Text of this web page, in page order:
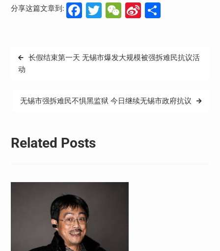
分享这篇文章到: Facebook
Twitter
WeChat
Sina分
文
章
长假结束第一天 无锡市爆发大规模被强拆难民抗议活
动
无锡市强拆难民不惧黑监狱 今日继续无锡市政府抗议
Related Posts